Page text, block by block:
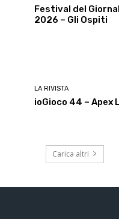
Festival del
2026 – Gli Ospiti
LA RIVISTA
ioGioco 44 – Apex
Carica altri